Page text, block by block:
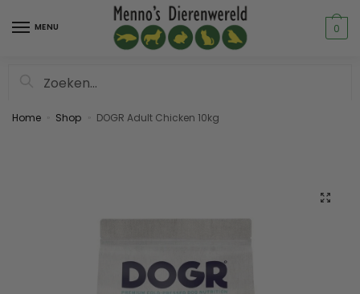
MENU 0
Home Shop DOGR Adult Chicken 10kg